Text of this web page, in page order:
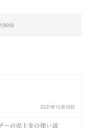
30分
2021年10月18日
ーの売上金の使い道